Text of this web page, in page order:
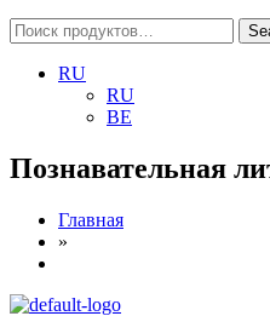
Search
for:
RU
RU
BE
Познавательная
Главная
»
Menu